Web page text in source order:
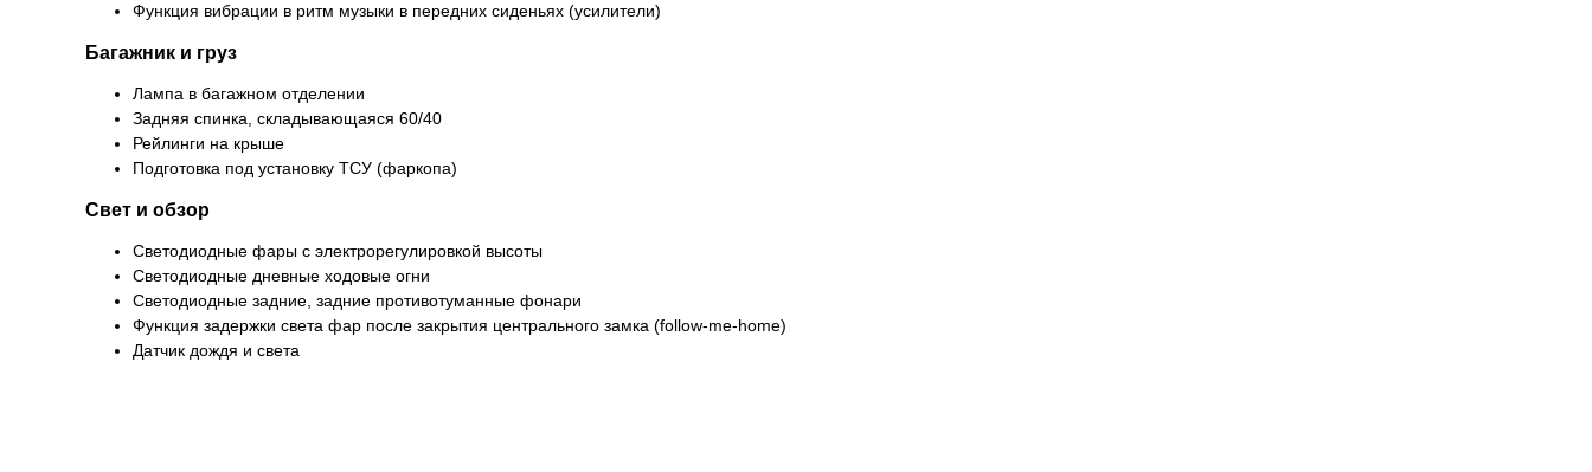
Функция вибрации в ритм музыки в передних сиденьях (усилители)
Багажник и груз
Лампа в багажном отделении
Задняя спинка, складывающаяся 60/40
Рейлинги на крыше
Подготовка под установку ТСУ (фаркопа)
Свет и обзор
Светодиодные фары с электрорегулировкой высоты
Светодиодные дневные ходовые огни
Светодиодные задние, задние противотуманные фонари
Функция задержки света фар после закрытия центрального замка (follow-me-home)
Датчик дождя и света